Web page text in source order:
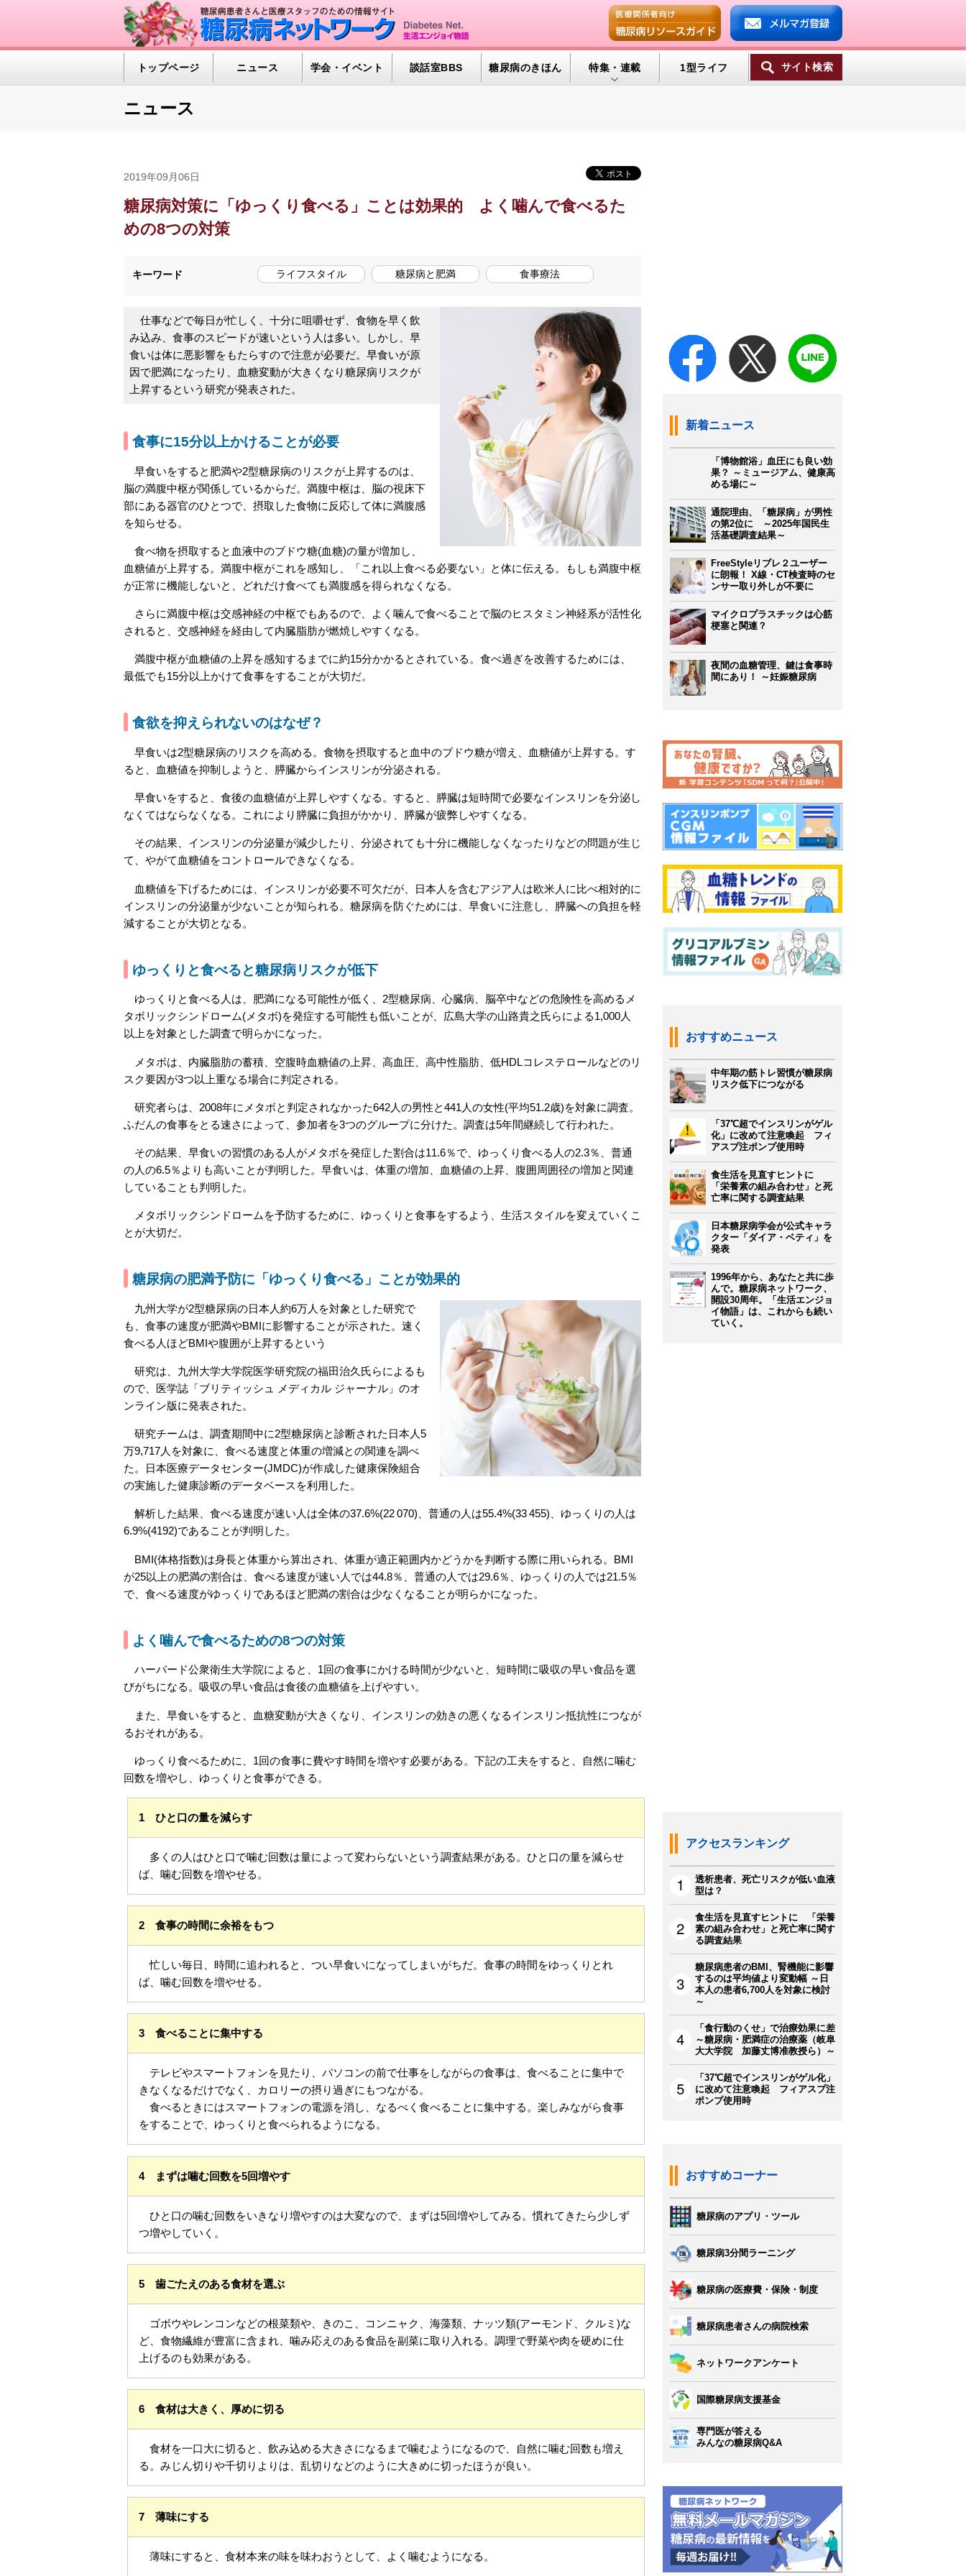
トップページ ニュース 学会・イベント 談話室BBS 糖尿病のきほん 特集・連載
グリコアルブミン
1型ライフ サイト検索
ニュース
2019年09月06日
糖尿病対策に「ゆっくり食べる」ことは効果的 よく噛んで食べるた
めの8つの対策
キーワード ライフスタイル 糖尿病と肥満 食事療法
仕事などで毎日が忙しく、十分に咀嚼せず、食物を早く飲
み込み、食事のスピードが速いという人は多い。しかし、早
食いは体に悪影響をもたらすので注意が必要だ。早食いが原
因で肥満になったり、血糖変動が大きくなり糖尿病リスクが
上昇するという研究が発表された。
食事に15分以上かけることが必要
早食いをすると肥満や2型糖尿病のリスクが上昇するのは、
脳の満腹中枢が関係しているからだ。満腹中枢は、脳の視床下
部にある器官のひとつで、摂取した食物に反応して体に満腹感
を知らせる。
食べ物を摂取すると血液中のブドウ糖(血糖)の量が増加し、
血糖値が上昇する。満腹中枢がこれを感知し、「これ以上食べる必要ない」と体に伝える。もしも満腹中枢
が正常に機能しないと、どれだけ食べても満腹感を得られなくなる。
さらに満腹中枢は交感神経の中枢でもあるので、よく噛んで食べることで脳のヒスタミン神経系が活性化
されると、交感神経を経由して内臓脂肪が燃焼しやすくなる。
満腹中枢が血糖値の上昇を感知するまでに約15分かかるとされている。食べ過ぎを改善するためには、
最低でも15分以上かけて食事をすることが大切だ。
食欲を抑えられないのはなぜ？
早食いは2型糖尿病のリスクを高める。食物を摂取すると血中のブドウ糖が増え、血糖値が上昇する。す
ると、血糖値を抑制しようと、膵臓からインスリンが分泌される。
早食いをすると、食後の血糖値が上昇しやすくなる。すると、膵臓は短時間で必要なインスリンを分泌し
なくてはならなくなる。これにより膵臓に負担がかかり、膵臓が疲弊しやすくなる。
その結果、インスリンの分泌量が減少したり、分泌されても十分に機能しなくなったりなどの問題が生じ
て、やがて血糖値をコントロールできなくなる。
血糖値を下げるためには、インスリンが必要不可欠だが、日本人を含むアジア人は欧米人に比べ相対的に
インスリンの分泌量が少ないことが知られる。糖尿病を防ぐためには、早食いに注意し、膵臓への負担を軽
減することが大切となる。
ゆっくりと食べると糖尿病リスクが低下
ゆっくりと食べる人は、肥満になる可能性が低く、2型糖尿病、心臓病、脳卒中などの危険性を高めるメ
タボリックシンドローム(メタボ)を発症する可能性も低いことが、広島大学の山路貴之氏らによる1,000人
以上を対象とした調査で明らかになった。
メタボは、内臓脂肪の蓄積、空腹時血糖値の上昇、高血圧、高中性脂肪、低HDLコレステロールなどのリ
スク要因が3つ以上重なる場合に判定される。
研究者らは、2008年にメタボと判定されなかった642人の男性と441人の女性(平均51.2歳)を対象に調査。
ふだんの食事をとる速さによって、参加者を3つのグループに分けた。調査は5年間継続して行われた。
その結果、早食いの習慣のある人がメタボを発症した割合は11.6％で、ゆっくり食べる人の2.3％、普通
の人の6.5％よりも高いことが判明した。早食いは、体重の増加、血糖値の上昇、腹囲周囲径の増加と関連
していることも判明した。
メタボリックシンドロームを予防するために、ゆっくりと食事をするよう、生活スタイルを変えていくこ
とが大切だ。
糖尿病の肥満予防に「ゆっくり食べる」ことが効果的
九州大学が2型糖尿病の日本人約6万人を対象とした研究で
も、食事の速度が肥満やBMIに影響することが示された。速く
食べる人ほどBMIや腹囲が上昇するという
研究は、九州大学大学院医学研究院の福田治久氏らによるも
ので、医学誌「ブリティッシュ メディカル ジャーナル」のオ
ンライン版に発表された。
研究チームは、調査期間中に2型糖尿病と診断された日本人5
万9,717人を対象に、食べる速度と体重の増減との関連を調べ
た。日本医療データセンター(JMDC)が作成した健康保険組合
の実施した健康診断のデータベースを利用した。
解析した結果、食べる速度が速い人は全体の37.6%(22 070)、普通の人は55.4%(33 455)、ゆっくりの人は
6.9%(4192)であることが判明した。
BMI(体格指数)は身長と体重から算出され、体重が適正範囲内かどうかを判断する際に用いられる。BMI
が25以上の肥満の割合は、食べる速度が速い人では44.8％、普通の人では29.6％、ゆっくりの人では21.5％
で、食べる速度がゆっくりであるほど肥満の割合は少なくなることが明らかになった。
よく噛んで食べるための8つの対策
ハーバード公衆衛生大学院によると、1回の食事にかける時間が少ないと、短時間に吸収の早い食品を選
びがちになる。吸収の早い食品は食後の血糖値を上げやすい。
また、早食いをすると、血糖変動が大きくなり、インスリンの効きの悪くなるインスリン抵抗性につなが
るおそれがある。
ゆっくり食べるために、1回の食事に費やす時間を増やす必要がある。下記の工夫をすると、自然に噛む
回数を増やし、ゆっくりと食事ができる。
1 ひと口の量を減らす
多くの人はひと口で噛む回数は量によって変わらないという調査結果がある。ひと口の量を減らせ
ば、噛む回数を増やせる。
2 食事の時間に余裕をもつ
忙しい毎日、時間に追われると、つい早食いになってしまいがちだ。食事の時間をゆっくりとれ
ば、噛む回数を増やせる。
3 食べることに集中する
テレビやスマートフォンを見たり、パソコンの前で仕事をしながらの食事は、食べることに集中で
きなくなるだけでなく、カロリーの摂り過ぎにもつながる。
食べるときにはスマートフォンの電源を消し、なるべく食べることに集中する。楽しみながら食事
をすることで、ゆっくりと食べられるようになる。
4 まずは噛む回数を5回増やす
ひと口の噛む回数をいきなり増やすのは大変なので、まずは5回増やしてみる。慣れてきたら少しず
つ増やしていく。
5 歯ごたえのある食材を選ぶ
ゴボウやレンコンなどの根菜類や、きのこ、コンニャク、海藻類、ナッツ類(アーモンド、クルミ)な
ど、食物繊維が豊富に含まれ、噛み応えのある食品を副菜に取り入れる。調理で野菜や肉を硬めに仕
上げるのも効果がある。
6 食材は大きく、厚めに切る
食材を一口大に切ると、飲み込める大きさになるまで噛むようになるので、自然に噛む回数も増え
る。みじん切りや千切りよりは、乱切りなどのように大きめに切ったほうが良い。
7 薄味にする
薄味にすると、食材本来の味を味わおうとして、よく噛むようになる。
新着ニュース
「博物館浴」血圧にも良い効
果？ ～ミュージアム、健康高
める場に～
通院理由、「糖尿病」が男性
の第2位に ～2025年国民生
活基礎調査結果～
FreeStyleリブレ２ユーザー
に朗報！ X線・CT検査時のセ
ンサー取り外しが不要に
マイクロプラスチックは心筋
梗塞と関連？
夜間の血糖管理、鍵は食事時
間にあり！ ～妊娠糖尿病
おすすめニュース
中年期の筋トレ習慣が糖尿病
リスク低下につながる
「37℃超でインスリンがゲル
化」に改めて注意喚起 フィ
アスプ注ポンプ使用時
食生活を見直すヒントに
「栄養素の組み合わせ」と死
亡率に関する調査結果
日本糖尿病学会が公式キャラ
クター「ダイア・ベティ」を
発表
1996年から、あなたと共に歩
んで。糖尿病ネットワーク、
開設30周年。「生活エンジョ
イ物語」は、これからも続い
ていく。
アクセスランキング
透析患者、死亡リスクが低い血液
型は？
食生活を見直すヒントに 「栄養
素の組み合わせ」と死亡率に関す
る調査結果
糖尿病患者のBMI、腎機能に影響
するのは平均値より変動幅 ～日
本人の患者6,700人を対象に検討
～
「食行動のくせ」で治療効果に差
～糖尿病・肥満症の治療薬（岐阜
大大学院 加藤丈博准教授ら）～
「37℃超でインスリンがゲル化」
に改めて注意喚起 フィアスプ注
ポンプ使用時
おすすめコーナー
糖尿病のアプリ・ツール
糖尿病3分間ラーニング
糖尿病の医療費・保険・制度
糖尿病患者さんの病院検索
ネットワークアンケート
国際糖尿病支援基金
専門医が答える
みんなの糖尿病Q&A